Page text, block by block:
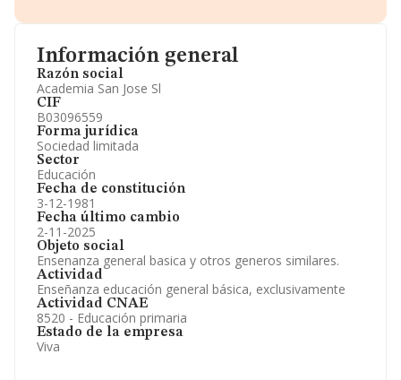
Información general
Razón social
Academia San Jose Sl
CIF
B03096559
Forma jurídica
Sociedad limitada
Sector
Educación
Fecha de constitución
3-12-1981
Fecha último cambio
2-11-2025
Objeto social
Ensenanza general basica y otros generos similares.
Actividad
Enseñanza educación general básica, exclusivamente
Actividad CNAE
8520 - Educación primaria
Estado de la empresa
Viva
Información oficial y registral complementaria.